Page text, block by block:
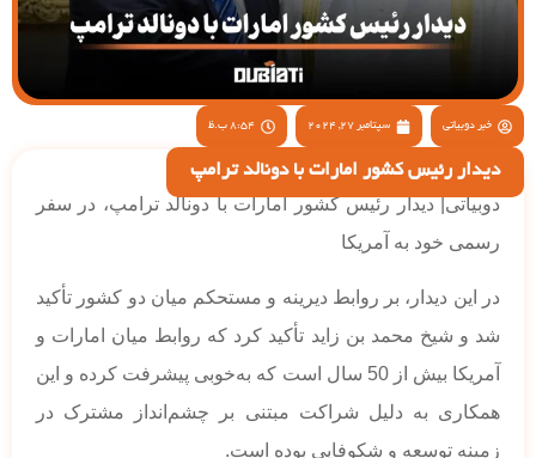
خبر دوبیاتی سپتامبر 27, 2024 8:54 ب.ظ
دیدار رئیس کشور امارات با دونالد ترامپ
دوبیاتی| دیدار رئیس کشور امارات با دونالد ترامپ، در سفر
رسمی خود به آمریکا
در این دیدار، بر روابط دیرینه و مستحکم میان دو کشور تأکید
شد و شیخ محمد بن زاید تأکید کرد که روابط میان امارات و
آمریکا بیش از 50 سال است که به‌خوبی پیشرفت کرده و این
همکاری به دلیل شراکت مبتنی بر چشم‌انداز مشترک در
زمینه توسعه و شکوفایی بوده است.